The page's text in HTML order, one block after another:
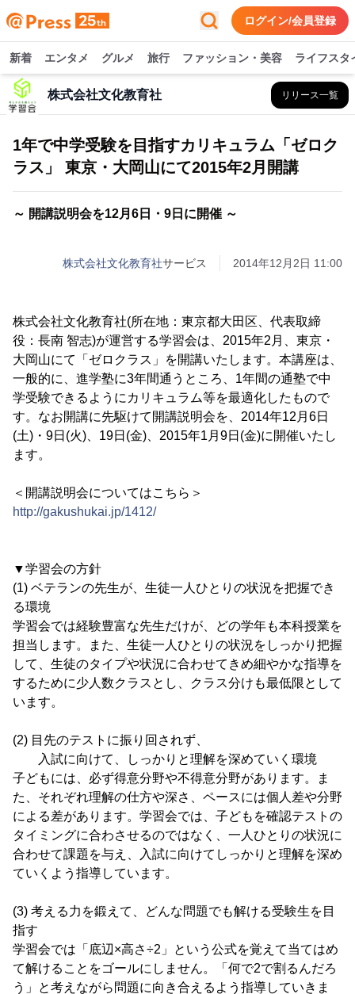
ログイン/会員登録
新着 エンタメ グルメ 旅行 ファッション・美容 ライフスタ
株式会社文化教育社 リリース一覧
1年で中学受験を目指すカリキュラム「ゼロク
ラス」 東京・大岡山にて2015年2月開講
～ 開講説明会を12月6日・9日に開催 ～
株式会社文化教育社サービス 2014年12月2日 11:00
株式会社文化教育社(所在地：東京都大田区、代表取締
役：長南 智志)が運営する学習会は、2015年2月、東京・
大岡山にて「ゼロクラス」を開講いたします。本講座は、
一般的に、進学塾に3年間通うところ、1年間の通塾で中
学受験できるようにカリキュラム等を最適化したもので
す。なお開講に先駆けて開講説明会を、2014年12月6日
(土)・9日(火)、19日(金)、2015年1月9日(金)に開催いたし
ます。
＜開講説明会についてはこちら＞
http://gakushukai.jp/1412/
▼学習会の方針
(1) ベテランの先生が、生徒一人ひとりの状況を把握でき
る環境
学習会では経験豊富な先生だけが、どの学年も本科授業を
担当します。また、生徒一人ひとりの状況をしっかり把握
して、生徒のタイプや状況に合わせてきめ細やかな指導を
するために少人数クラスとし、クラス分けも最低限として
います。
(2) 目先のテストに振り回されず、
入試に向けて、しっかりと理解を深めていく環境
子どもには、必ず得意分野や不得意分野があります。ま
た、それぞれ理解の仕方や深さ、ペースには個人差や分野
による差があります。学習会では、子どもを確認テストの
タイミングに合わさせるのではなく、一人ひとりの状況に
合わせて課題を与え、入試に向けてしっかりと理解を深め
ていくよう指導しています。
(3) 考える力を鍛えて、どんな問題でも解ける受験生を目
指す
学習会では「底辺×高さ÷2」という公式を覚えて当てはめ
て解けることをゴールにしません。「何で2で割るんだろ
う」と考えながら問題に向き合えるよう指導していきま